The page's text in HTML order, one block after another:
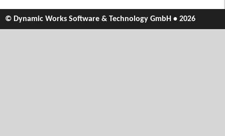
© Dynamic Works Software & Technology GmbH • 2026